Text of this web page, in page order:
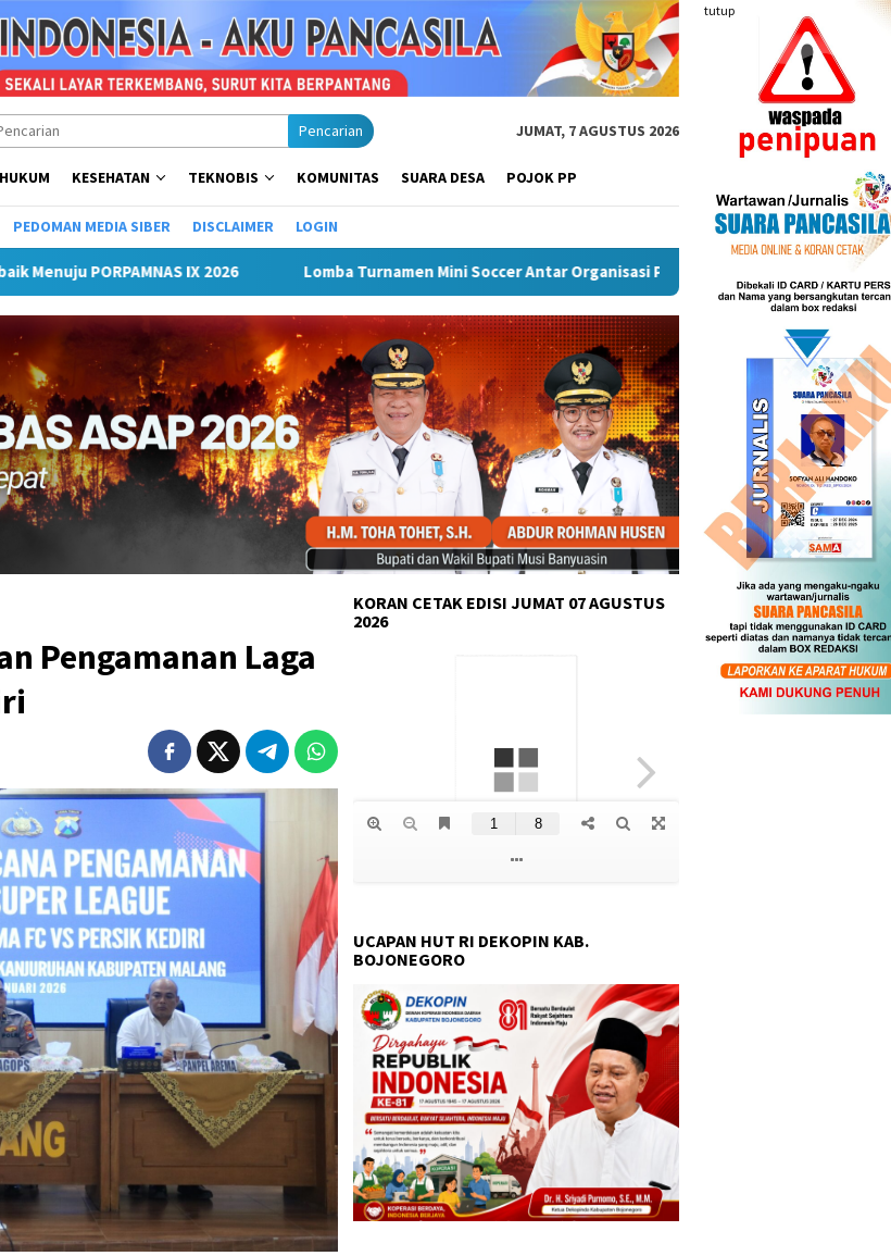
tutup
Pencarian JUMAT, 7 AGUSTUS 2026
HUKUM KESEHATAN TEKNOBIS KOMUNITAS SUARA DESA POJOK PP
PEDOMAN MEDIA SIBER DISCLAIMER LOGIN
Perangkat Daerah (OPD) Musi Rawas Puncak Peringatan IPeKB Ke-19, Plt Bupati Rejang Lebong:
Pengamanan Laga
KORAN CETAK EDISI JUMAT 07 AGUSTUS
2026
UCAPAN HUT RI DEKOPIN KAB.
BOJONEGORO